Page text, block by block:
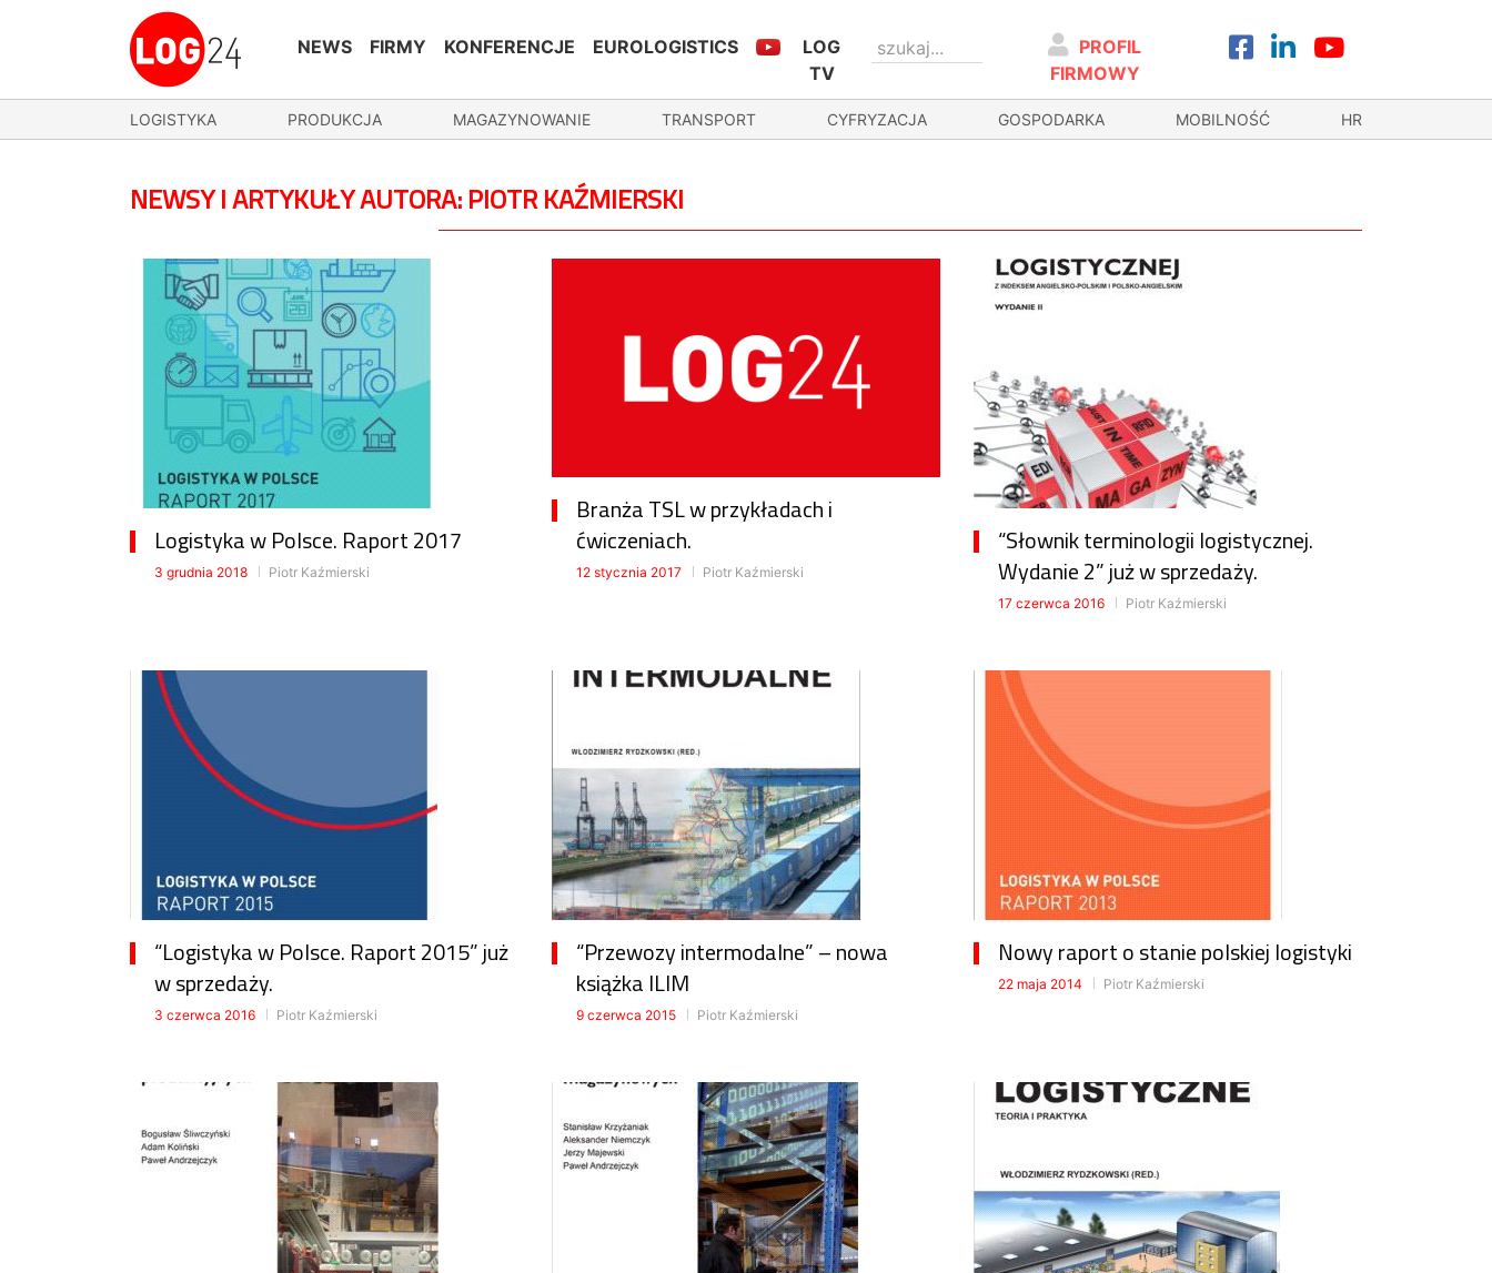
NEWS FIRMY KONFERENCJE EUROLOGISTICS
LOG
TV
PROFIL
FIRMOWY
LOGISTYKA PRODUKCJA MAGAZYNOWANIE TRANSPORT CYFRYZACJA GOSPODARKA MOBILNOŚĆ HR
NEWSY I ARTYKUŁY AUTORA: PIOTR KAŹMIERSKI
Logistyka w Polsce. Raport 2017
3 grudnia 2018 Piotr Kaźmierski
Branża TSL w przykładach i
ćwiczeniach.
12 stycznia 2017 Piotr Kaźmierski
“Słownik terminologii logistycznej.
Wydanie 2” już w sprzedaży.
17 czerwca 2016 Piotr Kaźmierski
“Logistyka w Polsce. Raport 2015” już
w sprzedaży.
3 czerwca 2016 Piotr Kaźmierski
“Przewozy intermodalne” – nowa
książka ILIM
9 czerwca 2015 Piotr Kaźmierski
Nowy raport o stanie polskiej logistyki
22 maja 2014 Piotr Kaźmierski